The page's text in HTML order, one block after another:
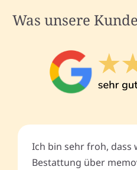
Was unsere
Ich bin sehr froh, dass
Bestattung über